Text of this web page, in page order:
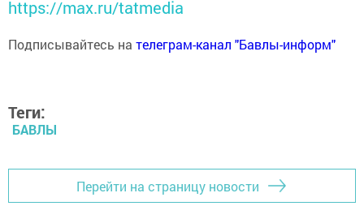
https://max.ru/tatmedia
Подписывайтесь на телеграм-канал "Бавлы-информ"
Теги:
БАВЛЫ
Перейти на страницу новости